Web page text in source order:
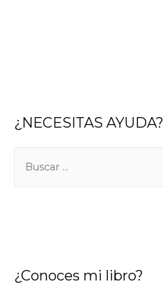
¿NECESITAS AYUDA?
:¿Conoces mi libro?